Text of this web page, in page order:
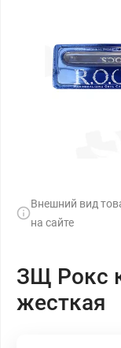
Внешний вид
на сайте
ЗЩ Рокс
жесткая